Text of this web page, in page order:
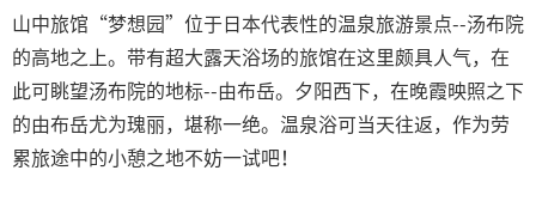
山中旅馆“梦想园”位于日本代表性的温泉旅游景点--汤布院
的高地之上。带有超大露天浴场的旅馆在这里颇具人气，在
此可眺望汤布院的地标--由布岳。夕阳西下，在晚霞映照之下
的由布岳尤为瑰丽，堪称一绝。温泉浴可当天往返，作为劳
累旅途中的小憩之地不妨一试吧！